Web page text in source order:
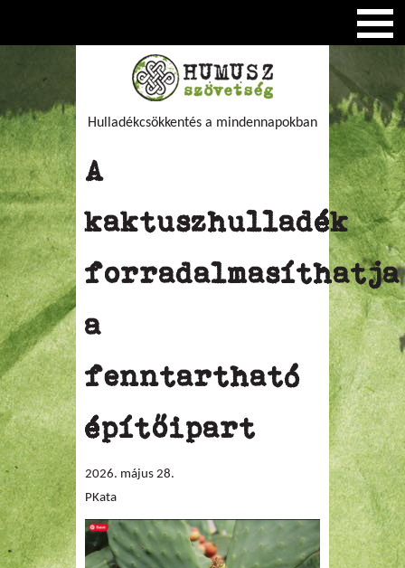
Hulladékcsökkentés a mindennapokban
A
kaktuszhulladék
forradalmasíthatja
a
fenntartható
építőipart
2026. május 28.
PKata